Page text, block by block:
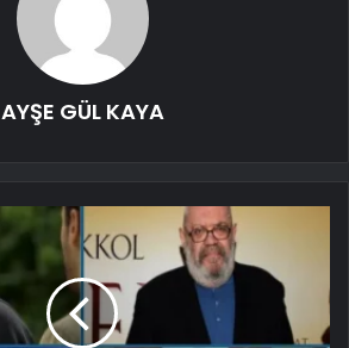
AYŞE GÜL KAYA